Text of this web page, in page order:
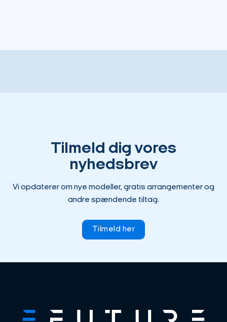
Tilmeld dig vores
nyhedsbrev
Vi opdaterer om nye modeller, gratis arrangementer og
andre spændende tiltag.
Tilmeld her